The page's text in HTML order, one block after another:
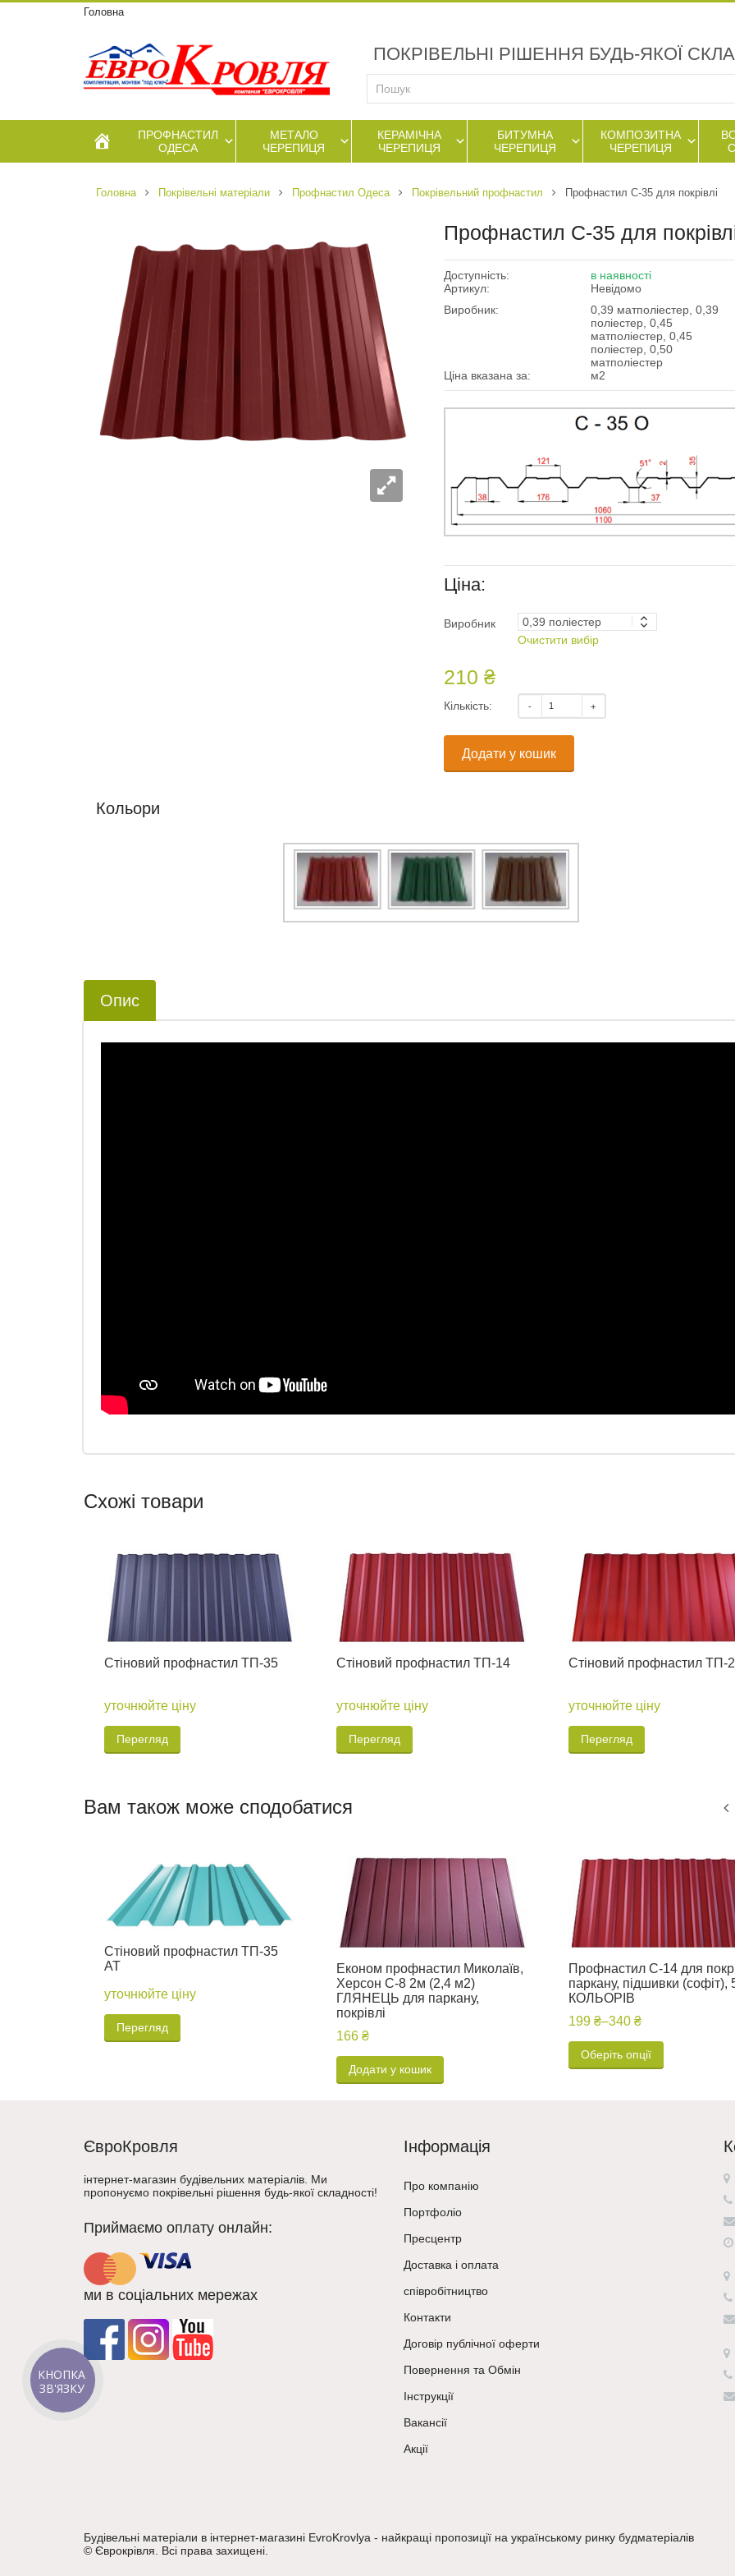
Головна
ПОКРІВЕЛЬНІ РІШЕННЯ БУДЬ-ЯКОЇ
ПРОФНАСТИЛ
ОДЕСА
МЕТАЛО
ЧЕРЕПИЦЯ
КЕРАМІЧНА
ЧЕРЕПИЦЯ
БИТУМНА
ЧЕРЕПИЦЯ
КОМПОЗИТНА
ЧЕРЕПИЦЯ
Головна Покрівельні матеріали Профнастил Одеса Покрівельний профнастил Профнастил C-35 для покрівлі
Профнастил C-35 для
Доступність:
в наявності
Артикул:
Невідомо
Виробник:
0,39 матполіестер, 0,39
поліестер, 0,45
матполіестер, 0,45
поліестер, 0,50
матполіестер
Ціна вказана за:
м2
Ціна:
Виробник
Очистити вибір
210 ₴
Кількість:
Додати у кошик
Кольори
Опис
Схожі товари
Стіновий профнастил ТП-35
уточнюйте ціну
Перегляд
Стіновий профнастил ТП-14
уточнюйте ціну
Перегляд
Стіновий профнастил ТП-
уточнюйте ціну
Перегляд
Вам також може сподобатися
Стіновий профнастил ТП-35
АТ
уточнюйте ціну
Перегляд
Економ профнастил Миколаїв,
Херсон C-8 2м (2,4 м2)
ГЛЯНЕЦЬ для паркану,
покрівлі
166 ₴
Додати у кошик
Профнастил С-14 для
паркану, підшивки (софіт),
КОЛЬОРІВ
199 ₴–340 ₴
Оберіть опції
ЄвроКровля
інтернет-магазин будівельних матеріалів. Ми
пропонуємо покрівельні рішення будь-якої складності!
Приймаємо оплату онлайн:
ми в соціальних мережах
Інформація
Про компанію
Портфоліо
Пресцентр
Доставка і оплата
співробітництво
Контакти
Договір публічної оферти
Повернення та Обмін
Інструкції
Вакансії
Акції
Будівельні матеріали в інтернет-магазині EvroKrovlya - найкращі пропозиції на українському ринку будматеріалів
© Єврокрівля . Всі права захищені.
КНОПКА
ЗВ'ЯЗКУ